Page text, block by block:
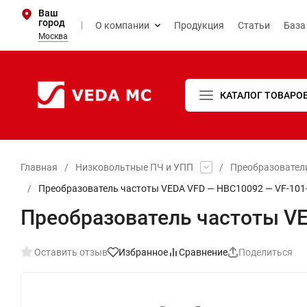
Ваш
город
Москва
О компании Продукция Статьи
КАТАЛОГ
Главная / Низковольтные ПЧ и УПП /
/
Преобразователь частоты VEDA VFD — HBC10092 — VF-
Преобразователь частоты
Оставить отзыв Избранное Сравнение Поделиться